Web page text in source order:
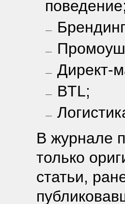
поведение;
Директ-
BTL;
В журнале
только
статьи,